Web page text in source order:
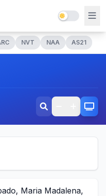
NVT NAA AS21
Maria Madalena,